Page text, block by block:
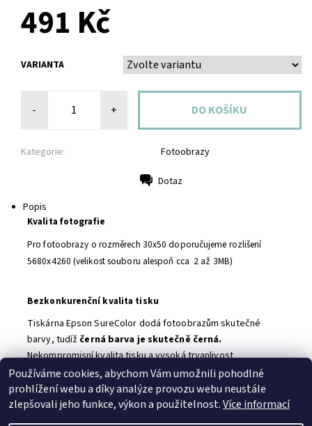
491 Kč
VARIANTA
- +
Kategorie: Fotoobrazy
Dotaz
Popis
Kvalita fotografie
Pro fotoobrazy o rozměrech 30x50 doporučujeme rozlišení
5680x4260 (velikost souboru alespoň cca 2 až 3MB)
Bezkonkurenční kvalita tisku
Tiskárna Epson SureColor dodá fotoobrazům skutečné
barvy, tudíž černá barva je skutečně černá.
Nekompromisní kvalita tisku a vysoká trvanlivost
stálobarevnosti až desítky let, které udává společnost
Epsone jako špička v oboru tisku.
Používáme cookies, abychom Vám umožnili pohodlné
prohlížení webu a díky analýze provozu webu neustále
zlepšovali jeho funkce, výkon a použitelnost.Více informací